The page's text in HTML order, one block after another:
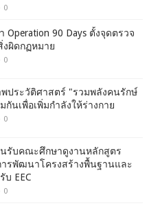
0
Operation 90 Days ตั้งจุดตรวจ
งผิดกฏหมาย
0
ประวัติศาสตร์ "รวมพลังคนรักษ์
นเพื่อเพิ่มกำลังให้ร่างกาย
0
รับคณะศึกษาดูงานหลักสูตร
ารพัฒนาโครงสร้างพื้นฐานและ
บ EEC
0